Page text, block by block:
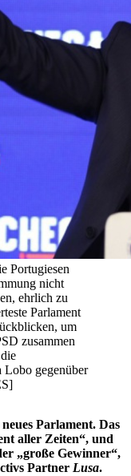
Portugiesen
nicht
ehrlich zu
Parlament
um
zusammen
Lobo gegenüber
Parlament. Das
aller Zeiten“, und
„große Gewinner“,
Partner Lusa.